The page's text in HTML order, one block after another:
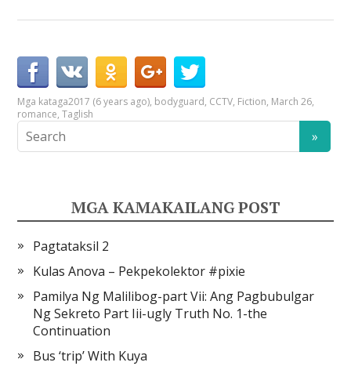
Mga kataga2017 (6 years ago), bodyguard, CCTV, Fiction, March 26,
romance,Taglish
MGA KAMAKAILANG POST
Pagtataksil 2
Kulas Anova – Pekpekolektor #pixie
Pamilya Ng Malilibog-part Vii: Ang Pagbubulgar
Ng Sekreto Part Iii-ugly Truth No. 1-the
Continuation
Bus ‘trip’ With Kuya